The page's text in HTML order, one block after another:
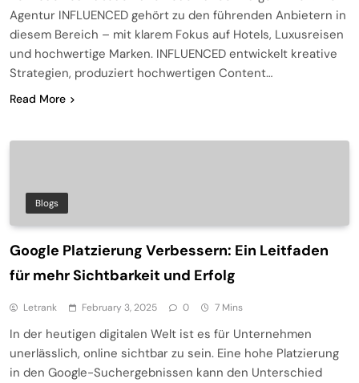
Agentur INFLUENCED gehört zu den führenden Anbietern in
diesem Bereich – mit klarem Fokus auf Hotels, Luxusreisen
und hochwertige Marken. INFLUENCED entwickelt kreative
Strategien, produziert hochwertigen Content…
Read More
Blogs
Google Platzierung Verbessern: Ein Leitfaden
für mehr Sichtbarkeit und Erfolg
Letrank February 3, 2025 0 7 Mins
In der heutigen digitalen Welt ist es für Unternehmen
unerlässlich, online sichtbar zu sein. Eine hohe Platzierung
in den Google-Suchergebnissen kann den Unterschied